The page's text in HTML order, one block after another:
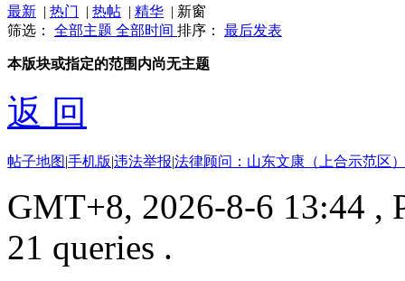
最新 | 热门 | 热帖 | 精华 | 新窗
筛选： 全部主题 全部时间 排序： 最后发表
本版块或指定的范围内尚无主题
返 回
帖子地图|手机版|违法举报|法律顾问：山东文康（上合示范区
GMT+8, 2026-8-6 13:44 ,
21 queries .